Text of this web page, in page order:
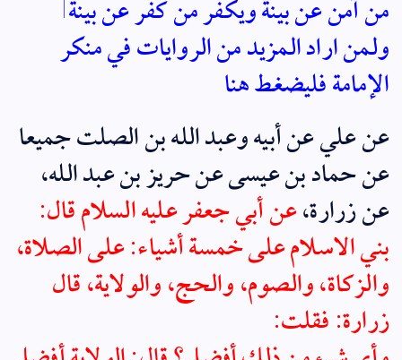
من آمن عن بينة ويكفر من كفر عن بينة ,
ولمن اراد المزيد من الروايات في منكر
الإمامة فليضغط هنا
عن علي عن أبيهوعبد الله بن الصلتجميعا
عنحماد بن عيسىعنحريز بن عبد الله،
عن زرارة،عنأبي جعفر عليه السلامقال:
بني الاسلام على خمسة أشياء: علىالصلاة،
والزكاة،والصوم،والحج، والولاية، قال
زرارة: فقلت: